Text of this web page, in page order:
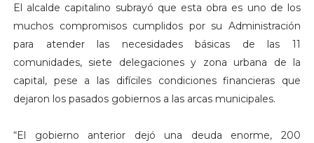
El alcalde capitalino subrayó que esta obra es uno de los
muchos compromisos cumplidos por su Administración
para atender las necesidades básicas de las 11
comunidades, siete delegaciones y zona urbana de la
capital, pese a las difíciles condiciones financieras que
dejaron los pasados gobiernos a las arcas municipales.
“El gobierno anterior dejó una deuda enorme, 200